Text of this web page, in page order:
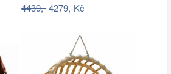
4439,-4279,-Kč